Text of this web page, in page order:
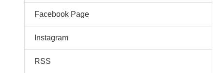
Facebook Page
Instagram
RSS